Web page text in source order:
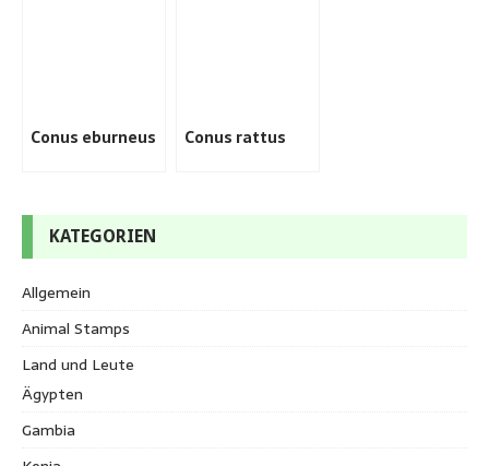
Conus eburneus Conus rattus
KATEGORIEN
Allgemein
Animal Stamps
Land und Leute
Ägypten
Gambia